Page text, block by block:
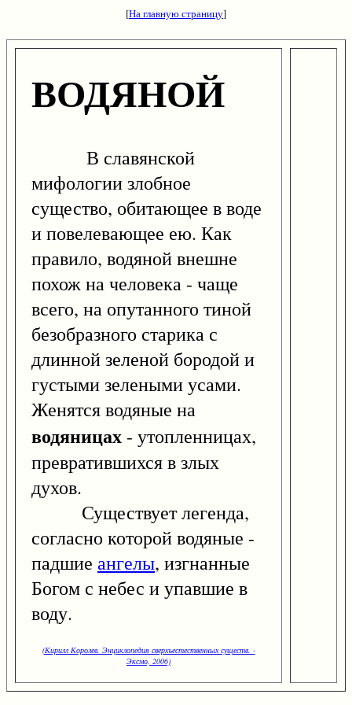
[На главную страницу]
ВОДЯНОЙ
В славянской
мифологии злобное
существо, обитающее в воде
и повелевающее ею. Как
правило, водяной внешне
похож на человека - чаще
всего, на опутанного тиной
безобразного старика с
длинной зеленой бородой и
густыми зелеными усами.
Женятся водяные на
водяницах - утопленницах,
превратившихся в злых
духов.
Существует легенда,
согласно которой водяные -
падшие ангелы, изгнанные
Богом с небес и упавшие в
воду.
(Кирилл Королев. Энциклопедия сверхъестественных существ. -
Эксмо, 2006)